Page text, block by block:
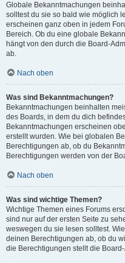
Globale Bekanntmachungen
solltest du sie so bald wie möglich
erscheinen ganz oben in jedem
Bereich. Ob du eine globale
hängt von den durch die Board-
ab.
Nach oben
Was sind Bekanntmachungen?
Bekanntmachungen beinhalten
des Boards, in dem du dich
Bekanntmachungen erscheinen
erstellt wurden. Wie bei globalen
Berechtigungen ab, ob du
Berechtigungen werden von der
Nach oben
Was sind wichtige Themen?
Wichtige Themen eines Forums
sind nur auf der ersten Seite zu
weswegen du sie lesen solltest.
deinen Berechtigungen ab, ob du
die Berechtigungen stellt die